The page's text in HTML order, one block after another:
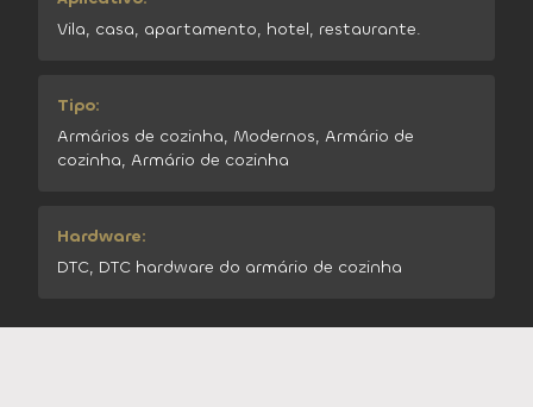
Vila, casa, apartamento, hotel, restaurante.
Tipo:
Armários de cozinha, Modernos, Armário de
cozinha, Armário de cozinha
Hardware:
DTC, DTC hardware do armário de cozinha